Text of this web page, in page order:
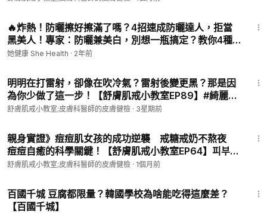
本集介紹了秋季常見的皮膚問題，特別是曬黑和乾燥引起的青春
痘
強調了正確保濕的重要性，並解釋了角質代謝與黑色素累積之間
錯誤的保濕方式會堵塞毛孔，導致粉刺和痘痘的生成，而正確的
油脂保濕則能改善皮膚代謝，讓皮膚更健康、光滑，甚至有美白
效果。
-----------------------------------------------------
「暖暖肌戒群（Line）」；跟老戒友們互動，讓你更快自癒喔！
凡士林第一集：
🔥炸熱！防曬擦好擦滿了嗎？4招速成防曬達人，拒當
黑美人！專家：防曬兼美白，別想一瓶搞定？教你4種
美白成份一次收藏｜蕭全佑 醫師｜她健康She Health
她健康 She Health · 2年前
明明在打雷射，卻像在吹冷氣？雷射後變更黑？那是因
為你少做了這一步！【舒膚肌戒小教室EP89】#綺麗健
康生技
舒膚肌戒小教室;皮膚科醫師的皮膚健檢 · 3星期前
親身實證》痘痘肌女孩的成功逆襲 戒糖戒奶不熬夜
痘痘自癒的科學關鍵！【舒膚肌戒小教室EP64】피부과
전문의와 함께하는 뷰티 시크릿 대공개! 皮膚科医がニキ
舒膚肌戒小教室;皮膚科醫師的皮膚健檢 · 1個月前
百國千城 豆腐都限量？韓國學校為啥能吃得這麼差？
【百國千城】